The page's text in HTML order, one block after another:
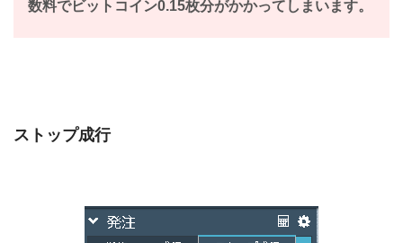
数料でビットコイン0.15枚分がかかってしまいます。
ストップ成行